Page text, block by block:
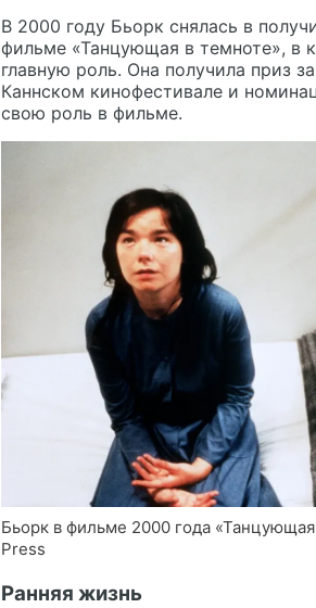
В 2000 году Бьорк снялась в
фильме «Танцующая в темноте», в
главную роль. Она получила приз
Каннском кинофестивале и
свою роль в фильме.
Бьорк в фильме 2000 года
Press
Ранняя жизнь